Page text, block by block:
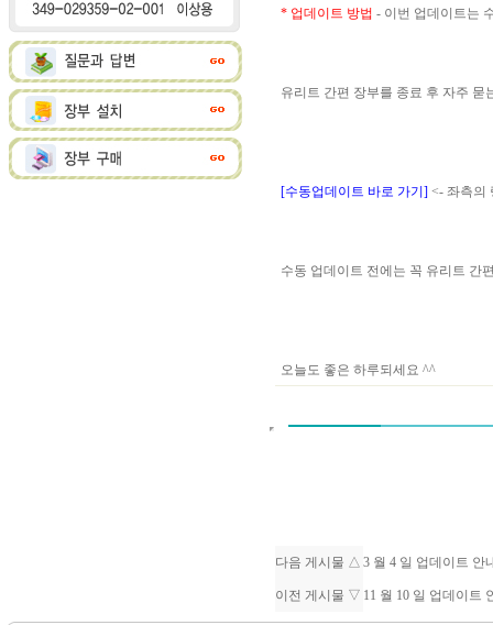
* 업데이트 방법 - 이번 업데이트는
유리트 간편 장부를 종료 후 자주
[수동업데이트 바로 가기] <- 좌측의
수동 업데이트 전에는 꼭 유리트 간
오늘도 좋은 하루되세요 ^^
다음 게시물 △ 3 월 4 일 업데이트 안
이전 게시물 ▽ 11 월 10 일 업데이트